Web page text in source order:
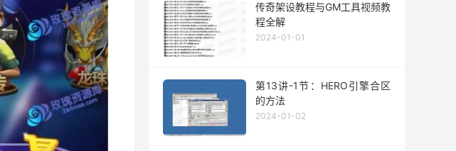
传奇架设教程与GM工具视频教
程全解
2024-01-01
第13讲-1节：HERO引擎合区
的方法
2024-01-02